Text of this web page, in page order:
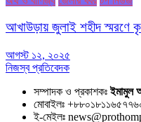
আখাউড়ায় জুলাই শহীদ স্মরণে
আগস্ট ১২, ২০২৫
নিজস্ব প্রতিবেদক
সম্পাদক ও প্রকাশকঃইমামুল
মোবাইলঃ
ই-মেইলঃ